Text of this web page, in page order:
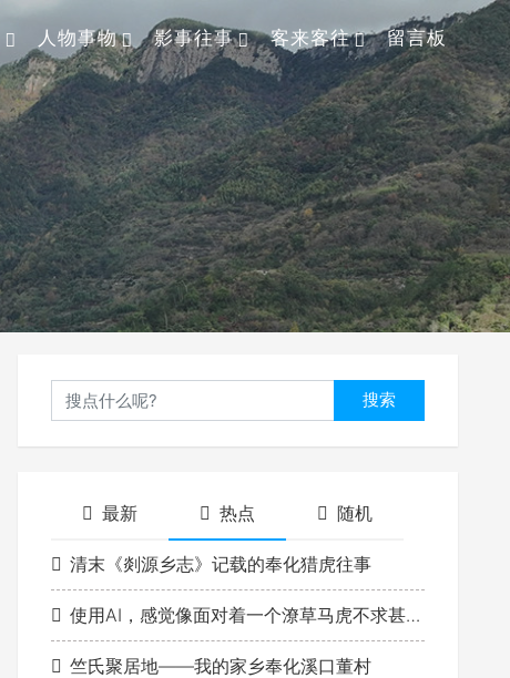
人物事物 影事往事 客来客往 留言板
搜索
最新 热点 随机
清末《剡源乡志》记载的奉化猎虎往事
使用AI，感觉像面对着一个潦草马虎不求甚解的学生
竺氏聚居地——我的家乡奉化溪口董村